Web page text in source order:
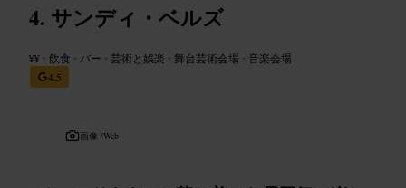
サンディ・ベルズ
¥¥ • 飲食 • バー •芸術と娯楽 • 舞台芸術会場 •音楽会場
4.5
画像 /Web